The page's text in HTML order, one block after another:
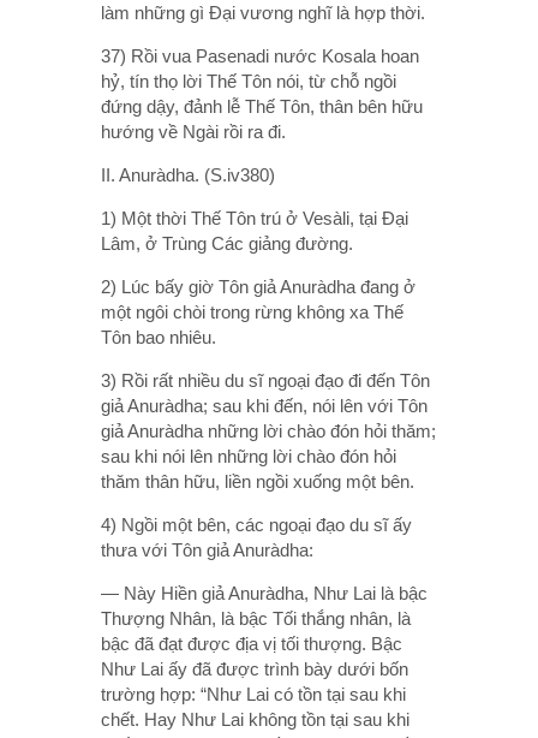
làm những gì Ðại vương nghĩ là hợp thời.
37) Rồi vua Pasenadi nước Kosala hoan
hỷ, tín thọ lời Thế Tôn nói, từ chỗ ngồi
đứng dậy, đảnh lễ Thế Tôn, thân bên hữu
hướng về Ngài rồi ra đi.
II. Anuràdha. (S.iv380)
1) Một thời Thế Tôn trú ở Vesàli, tại Ðại
Lâm, ở Trùng Các giảng đường.
2) Lúc bấy giờ Tôn giả Anuràdha đang ở
một ngôi chòi trong rừng không xa Thế
Tôn bao nhiêu.
3) Rồi rất nhiều du sĩ ngoại đạo đi đến Tôn
giả Anuràdha; sau khi đến, nói lên với Tôn
giả Anuràdha những lời chào đón hỏi thăm;
sau khi nói lên những lời chào đón hỏi
thăm thân hữu, liền ngồi xuống một bên.
4) Ngồi một bên, các ngoại đạo du sĩ ấy
thưa với Tôn giả Anuràdha:
— Này Hiền giả Anuràdha, Như Lai là bậc
Thượng Nhân, là bậc Tối thắng nhân, là
bậc đã đạt được địa vị tối thượng. Bậc
Như Lai ấy đã được trình bày dưới bốn
trường hợp: “Như Lai có tồn tại sau khi
chết. Hay Như Lai không tồn tại sau khi